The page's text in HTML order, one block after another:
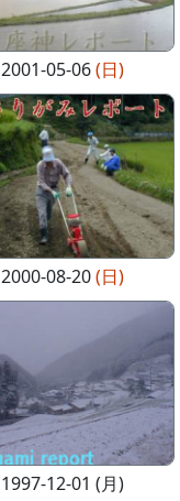
2001-05-06(日)
2000-08-20(日)
1997-12-01 (月)